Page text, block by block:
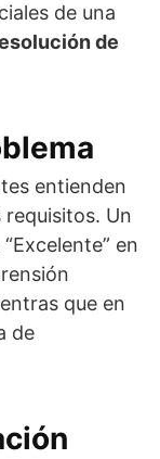
de una
de
entienden
Un
en
que en
de